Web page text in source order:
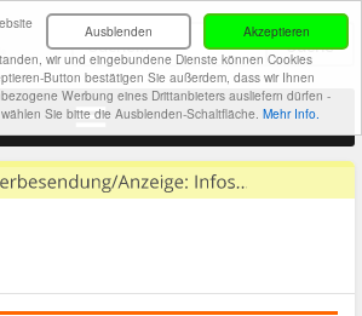
Akzeptieren
Ausblenden
wir und eingebundene Dienste können Cookies
Button bestätigen Sie außerdem, dass wir Ihnen
Werbung eines Drittanbieters ausliefern dürfen -
Sie bitte die Ausblenden-Schaltfläche. Mehr Info.